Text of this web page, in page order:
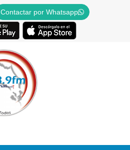
Contactar por Whatsapp